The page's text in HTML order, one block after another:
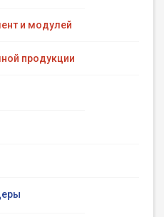
и модулей
продукции